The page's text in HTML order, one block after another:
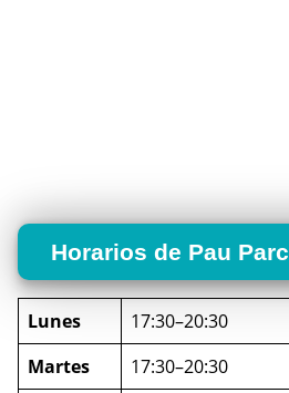
Horarios de Pau Parc
Lunes
17:30–20:30
Martes
17:30–20:30